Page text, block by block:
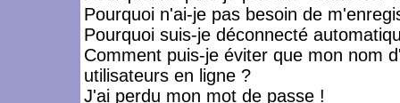
Pourquoi n'ai-je pas besoin de
Pourquoi suis-je déconnecté
Comment puis-je éviter que mon nom
utilisateurs en ligne ?
J'ai perdu mon mot de passe !